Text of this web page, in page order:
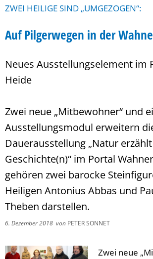
ZWEI HEILIGE SIND „UMGEZOGEN“:
Auf Pilgerwegen in der
Neues Ausstellungselement im
Heide
Zwei neue „Mitbewohner“ und
Ausstellungsmodul erweitern
Dauerausstellung „Natur erzählt
Geschichte(n)“ im Portal
gehören zwei barocke
Heiligen Antonius Abbas und
Theben darstellen.
6. Dezember 2018 von PETER SONNET
Zwei neue